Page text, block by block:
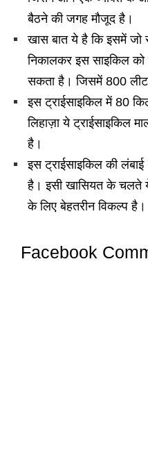
बैठने की जगह मौजूद है।
खास बात ये है कि इसमें जो
निकालकर इस साइकिल को
सकता है। जिसमें 800
इस ट्राईसाइकिल में 80
लिहाज़ा ये ट्राईसाइकिल
है।
इस ट्राईसाइकिल की
है। इसी खासियत के चलते
के लिए बेहतरीन विकल्प है।
Facebook